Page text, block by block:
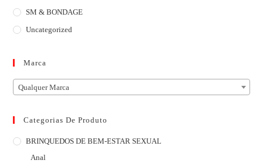
SM & BONDAGE
Uncategorized
Marca
Qualquer Marca
Categorias De Produto
BRINQUEDOS DE BEM-ESTAR SEXUAL
Anal